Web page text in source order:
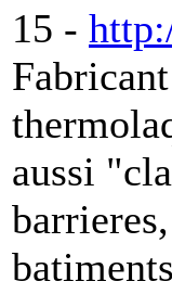
15 -
aussi